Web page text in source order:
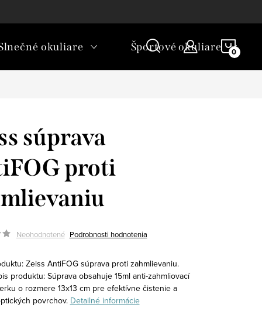
okuliare Športové okuliare
súprava
proti
Neohodnotené Podrobnosti hodnotenia
Zeiss AntiFOG súprava proti zahmlievaniu.
produktu: Súprava obsahuje 15ml anti-zahmliovací
o rozmere 13x13 cm pre efektívne čistenie a
povrchov. Detailné informácie